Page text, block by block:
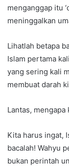
menganggap itu
meninggalkan
Lihatlah betapa
Islam pertama
yang sering kali
membuat darah
Lantas, mengapa
Kita harus ingat,
bacalah! Wahyu
bukan perintah